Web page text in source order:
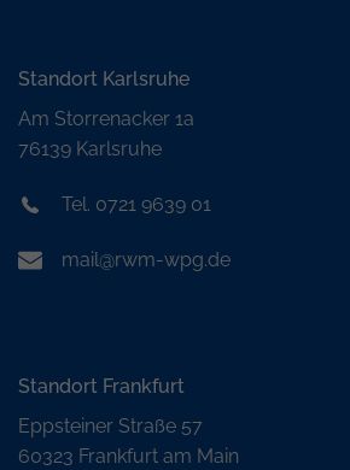
Standort Karlsruhe
Am Storrenacker 1a
76139 Karlsruhe
Tel. 0721 9639 01
mail@rwm-wpg.de
Standort Frankfurt
Eppsteiner Straße 57
60323 Frankfurt am Main